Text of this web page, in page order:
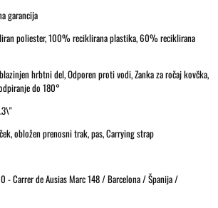
garancija
poliester, 100% reciklirana plastika, 60% reciklirana
hrbtni del, Odporen proti vodi, Zanka za ročaj kovčka,
do 180°
obložen prenosni trak, pas, Carrying strap
- Carrer de Ausias Marc 148 / Barcelona / Španija /